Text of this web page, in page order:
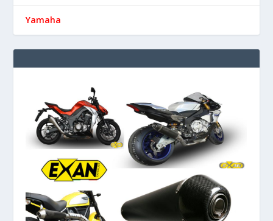
Yamaha